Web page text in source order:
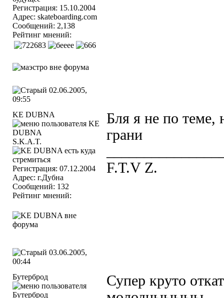
Регистрация: 15.10.2004
Адрес: skateboarding.com
Сообщений: 2,138
Рейтинг мнений:
02.06.2005,
09:55
KE DUBNA
S.K.A.T.
Регистрация: 07.12.2004
Адрес: г.Дубна
Сообщений: 132
Рейтинг мнений:
Бля я не по теме,
грани
F.T.V Z.
03.06.2005,
00:44
Бутерброд
Супер круто